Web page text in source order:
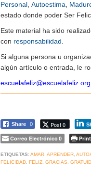
Personal Autoestima
estado donde poder Ser
Este material ha sido
con responsabilidad
Si alguna persona u
algún artículo o entrada, le
escuelafeliz@escuelafeliz.org
Share 0 Post 0
Correo Electrónico 0 Print
ETIQUETAS:AMAR APRENDER
FELICIDAD FELIZ GRACIAS